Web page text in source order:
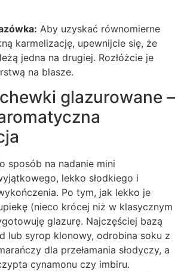
Aby uzyskać równomierne
karmelizację, upewnijcie się, że
jedna na drugiej. Rozłóżcie je
na blasze.
glazurowane –
sposób na nadanie mini
lekko słodkiego i
Po tym, jak lekko je
(nieco krócej niż w klasycznym
glazurę. Najczęściej bazą
lub syrop klonowy, odrobina soku z
dla przełamania słodyczy, a
cynamonu czy imbiru.